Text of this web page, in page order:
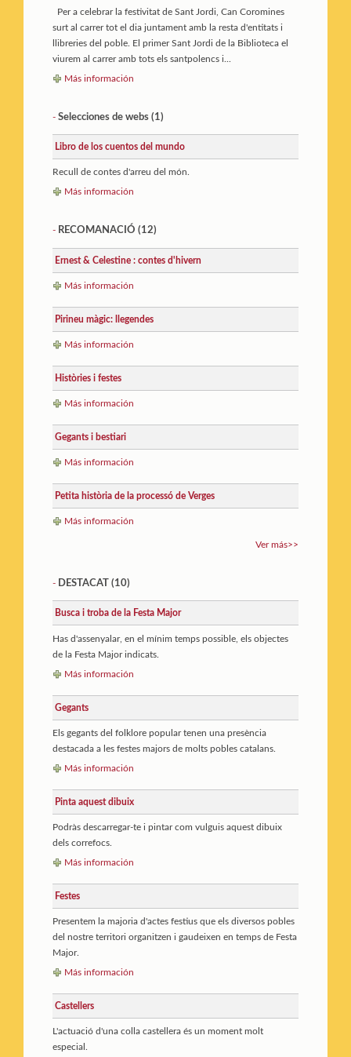
Per a celebrar la festivitat de Sant Jordi, Can Coromines
surt al carrer tot el dia juntament amb la resta d'entitats i
llibreries del poble. El primer Sant Jordi de la Biblioteca el
viurem al carrer amb tots els santpolencs i...
Más información
- Selecciones de webs (1)
Libro de los cuentos del mundo
Recull de contes d'arreu del món.
Más información
- RECOMANACIÓ (12)
Ernest & Celestine : contes d'hivern
Más información
Pirineu màgic: llegendes
Más información
Històries i festes
Más información
Gegants i bestiari
Más información
Petita història de la processó de Verges
Más información
Ver más>>
- DESTACAT (10)
Busca i troba de la Festa Major
Has d'assenyalar, en el mínim temps possible, els objectes
de la Festa Major indicats.
Más información
Gegants
Els gegants del folklore popular tenen una presència
destacada a les festes majors de molts pobles catalans.
Más información
Pinta aquest dibuix
Podràs descarregar-te i pintar com vulguis aquest dibuix
dels correfocs.
Más información
Festes
Presentem la majoria d'actes festius que els diversos pobles
del nostre territori organitzen i gaudeixen en temps de Festa
Major.
Más información
Castellers
L'actuació d'una colla castellera és un moment molt
especial.